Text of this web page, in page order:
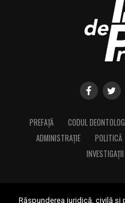
PREFAȚĂ CODUL
ADMINISTRAȚIE
POLITICĂ
INVESTIGAȚII
Răspunderea juridică, civilă și